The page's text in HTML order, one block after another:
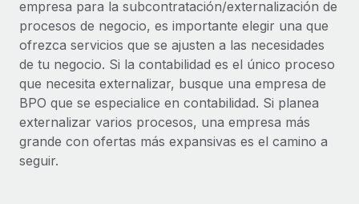
empresa para la subcontratación/externalización de
procesos de negocio, es importante elegir una que
ofrezca servicios que se ajusten a las necesidades
de tu negocio. Si la contabilidad es el único proceso
que necesita externalizar, busque una empresa de
BPO que se especialice en contabilidad. Si planea
externalizar varios procesos, una empresa más
grande con ofertas más expansivas es el camino a
seguir.